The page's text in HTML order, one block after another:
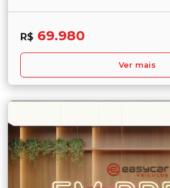
R$ 69.980
Ver mais